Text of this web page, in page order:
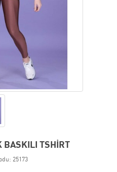
BASKILI TSHİRT
25173